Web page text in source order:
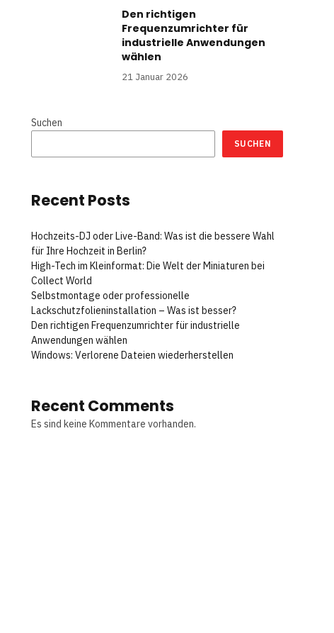
Den richtigen
Frequenzumrichter für
industrielle Anwendungen
wählen
21 Januar 2026
Suchen
SUCHEN
Recent Posts
Hochzeits-DJ oder Live-Band: Was ist die bessere Wahl
für Ihre Hochzeit in Berlin?
High-Tech im Kleinformat: Die Welt der Miniaturen bei
Collect World
Selbstmontage oder professionelle
Lackschutzfolieninstallation – Was ist besser?
Den richtigen Frequenzumrichter für industrielle
Anwendungen wählen
Windows: Verlorene Dateien wiederherstellen
Recent Comments
Es sind keine Kommentare vorhanden.